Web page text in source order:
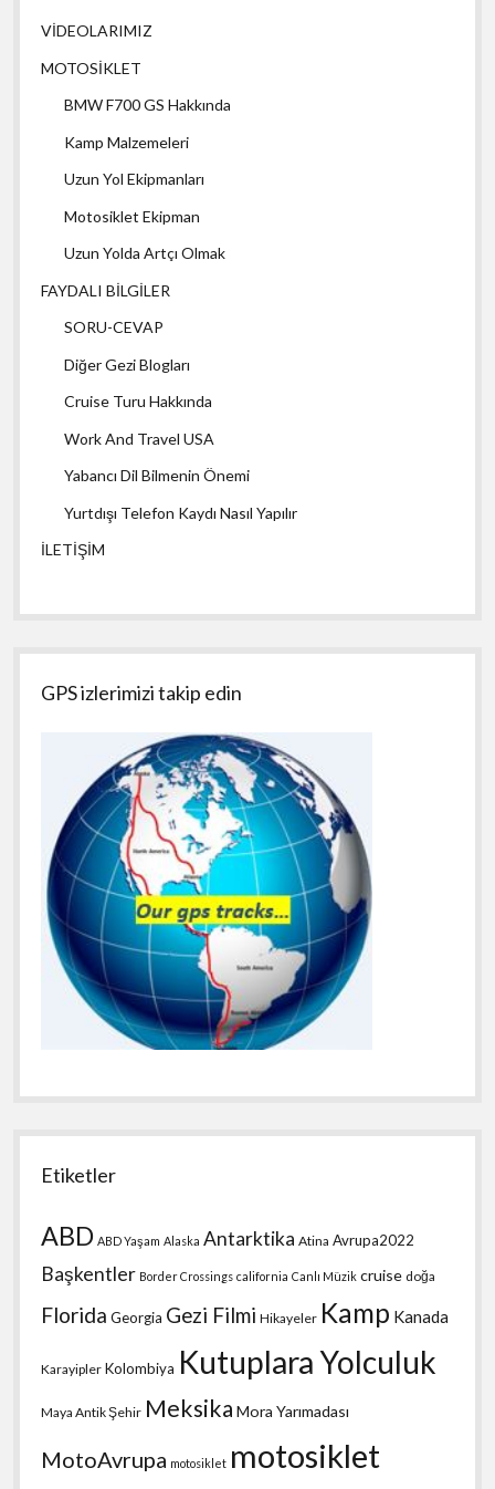
VİDEOLARIMIZ
MOTOSİKLET
BMW F700 GS Hakkında
Kamp Malzemeleri
Uzun Yol Ekipmanları
Motosiklet Ekipman
Uzun Yolda Artçı Olmak
FAYDALI BİLGİLER
SORU-CEVAP
Diğer Gezi Blogları
Cruise Turu Hakkında
Work And Travel USA
Yabancı Dil Bilmenin Önemi
Yurtdışı Telefon Kaydı Nasıl Yapılır
İLETİŞİM
GPS izlerimizi takip edin
Etiketler
ABD ABD Yaşam Alaska Antarktika Atina Avrupa2022
Başkentler Border Crossings california Canlı Müzik cruise doğa
Florida Georgia Gezi Filmi Hikayeler Kamp Kanada
Karayipler Kolombiya Kutuplara Yolculuk
Maya Antik Şehir Meksika Mora Yarımadası
MotoAvrupa motosiklet motosiklet